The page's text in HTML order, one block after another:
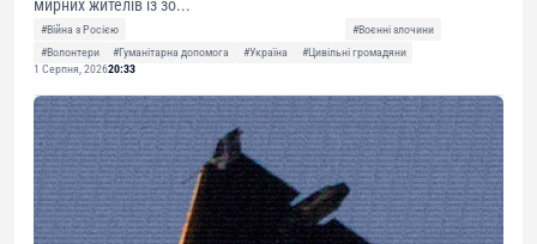
мирних жителів із зо...
#Війна з Росією
#Воєнні злочини
#Волонтери
#Гуманітарна допомога #Україна
#Цивільні громадяни
1 Серпня, 202620:33